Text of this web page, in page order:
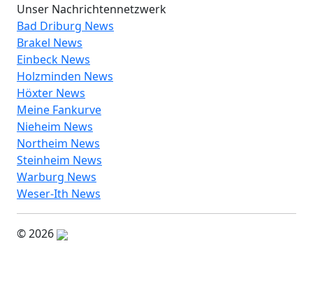
Unser Nachrichtennetzwerk
Bad Driburg News
Brakel News
Einbeck News
Holzminden News
Höxter News
Meine Fankurve
Nieheim News
Northeim News
Steinheim News
Warburg News
Weser-Ith News
© 2026